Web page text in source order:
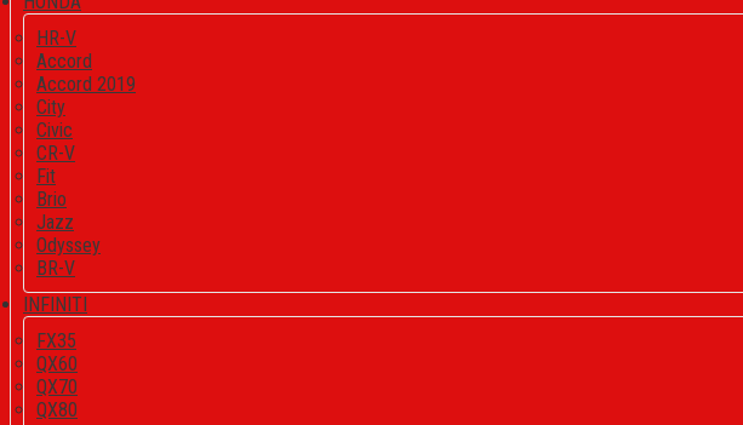
HR-V
Accord
Accord 2019
City
Civic
CR-V
Fit
Brio
Jazz
Odyssey
BR-V
INFINITI
FX35
QX60
QX70
QX80